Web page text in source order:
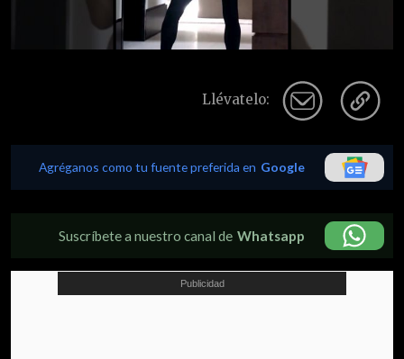
Llévatelo:
Agréganos como tu fuente preferida en Google
Suscríbete a nuestro canal de Whatsapp